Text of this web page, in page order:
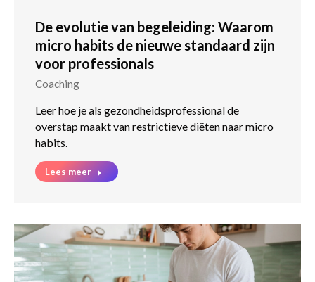
De evolutie van begeleiding: Waarom
micro habits de nieuwe standaard zijn
voor professionals
Coaching
Leer hoe je als gezondheidsprofessional de
overstap maakt van restrictieve diëten naar micro
habits.
Lees meer